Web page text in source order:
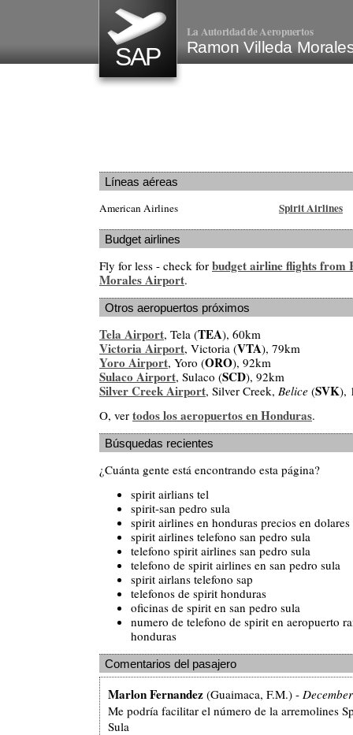
SAP
La Autoridad de Aeropuertos
Ramon Villeda
Líneas aéreas
American Airlines Spirit Airlines
Budget airlines
Fly for less - check for budget airline flights from
Morales Airport.
Otros aeropuertos próximos
Tela Airport, Tela (TEA), 60km
Victoria Airport, Victoria (VTA), 79km
Yoro Airport, Yoro (ORO), 92km
Sulaco Airport, Sulaco (SCD), 92km
Silver Creek Airport, Silver Creek, Belice (SVK),
O, ver todos los aeropuertos en Honduras.
Búsquedas recientes
¿Cuánta gente está encontrando esta página?
spirit airlians tel
spirit-san pedro sula
spirit airlines en honduras precios en
spirit airlines telefono san pedro sula
telefono spirit airlines san pedro sula
telefono de spirit airlines en san pedro sula
spirit airlans telefono sap
telefonos de spirit honduras
oficinas de spirit en san pedro sula
numero de telefono de spirit en aeropuerto
honduras
Comentarios del pasajero
Marlon Fernandez (Guaimaca, F.M.) -
Me podría facilitar el número de la arremolines
Sula